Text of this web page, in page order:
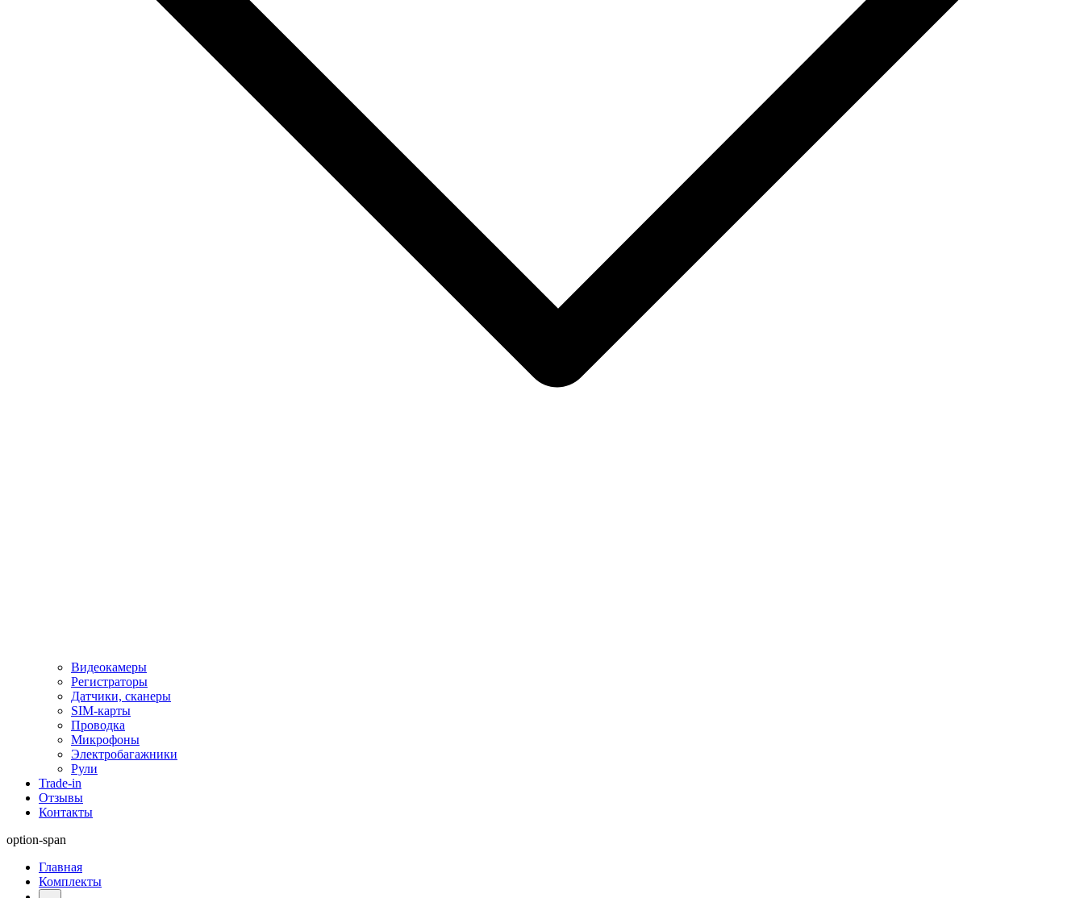
Видеокамеры
Регистраторы
Датчики, сканеры
SIM-карты
Проводка
Микрофоны
Электробагажники
Рули
Trade-in
Отзывы
Контакты
option-span
Главная
Комплекты